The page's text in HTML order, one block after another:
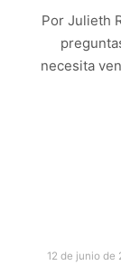
Por Julieth
necesita
12 de junio de